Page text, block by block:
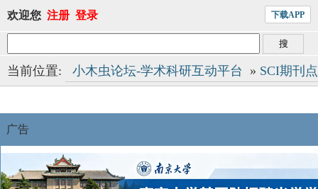
欢迎您 注册 登录 下载APP
当前位置: 小木虫论坛-学术科研互动平台 » SCI期刊
广告